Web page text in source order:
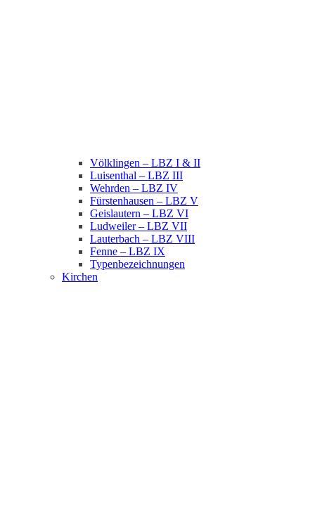
Völklingen – LBZ I & II
Luisenthal – LBZ III
Wehrden – LBZ IV
Fürstenhausen – LBZ V
Geislautern – LBZ VI
Ludweiler – LBZ VII
Lauterbach – LBZ VIII
Fenne – LBZ IX
Typenbezeichnungen
Kirchen